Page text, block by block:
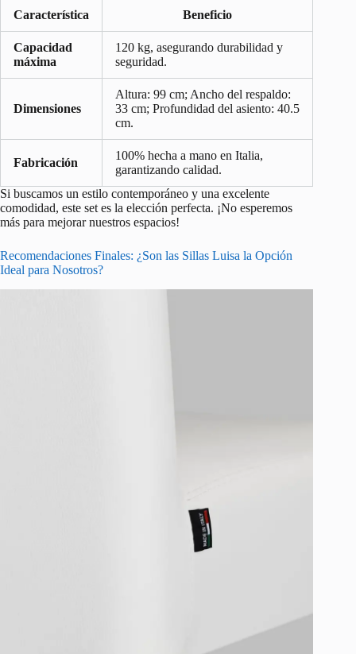
Característica Beneficio
Capacidad
máxima
120 kg, asegurando durabilidad y
seguridad.
Dimensiones
Altura: 99 cm; Ancho del respaldo:
33 cm; Profundidad del asiento: 40.5
cm.
Fabricación
100% hecha a mano en Italia,
garantizando calidad.
Si buscamos un estilo contemporáneo y una excelente
comodidad, este set es la elección perfecta. ¡No esperemos
más para mejorar nuestros espacios!
Recomendaciones Finales: ¿Son las Sillas Luisa la Opción
Ideal para Nosotros?